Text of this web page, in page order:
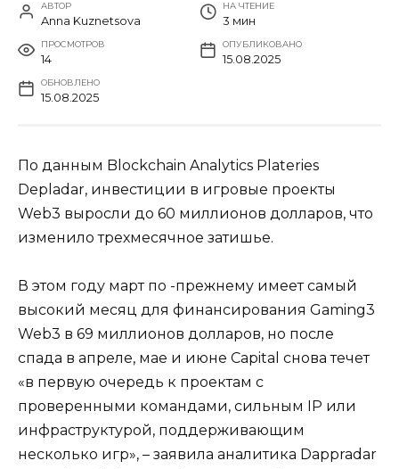
АВТОР
Anna Kuznetsova
НА ЧТЕНИЕ
3 мин
ПРОСМОТРОВ
14
ОПУБЛИКОВАНО
15.08.2025
ОБНОВЛЕНО
15.08.2025
По данным Blockchain Analytics Plateries
Depladar, инвестиции в игровые проекты
Web3 выросли до 60 миллионов долларов, что
изменило трехмесячное затишье.
В этом году март по -прежнему имеет самый
высокий месяц для финансирования Gaming3
Web3 в 69 миллионов долларов, но после
спада в апреле, мае и июне Capital снова течет
«в первую очередь к проектам с
проверенными командами, сильным IP или
инфраструктурой, поддерживающим
несколько игр», – заявила аналитика Dappradar